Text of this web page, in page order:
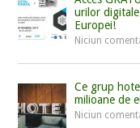
urilor
Europei!
Niciun
Ce grup
milioane de
Niciun